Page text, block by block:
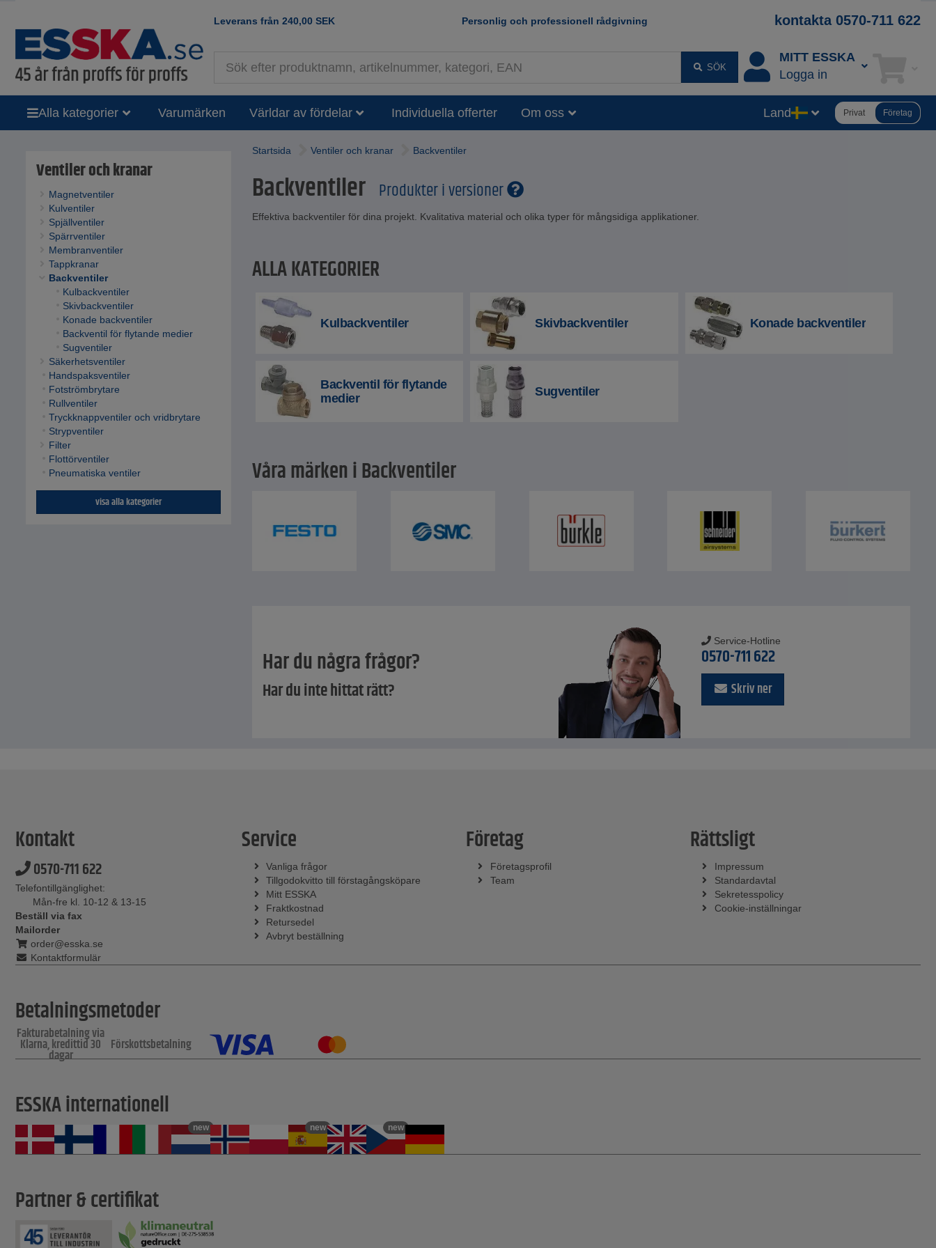
Leverans från 240,00 SEK Personlig och professionell rådgivning kontakta 0570-711 622
SÖK
MITT ESSKA
Logga in
Alla kategorier Varumärken Världar av fördelar Individuella offerter Om oss Land Privat Företag
Ventiler och kranar
Magnetventiler
Kulventiler
Spjällventiler
Spärrventiler
Membranventiler
Tappkranar
Backventiler
Kulbackventiler
Skivbackventiler
Konade backventiler
Backventil för flytande medier
Sugventiler
Säkerhetsventiler
Handspaksventiler
Fotströmbrytare
Rullventiler
Tryckknappventiler och vridbrytare
Strypventiler
Filter
Flottörventiler
Pneumatiska ventiler
visa alla kategorier
Startsida Ventiler och kranar Backventiler
Backventiler Produkter i versioner
Effektiva backventiler för dina projekt. Kvalitativa material och olika typer för mångsidiga applikationer.
ALLA KATEGORIER
Kulbackventiler Skivbackventiler Konade backventiler
Backventil för flytande
medier
Sugventiler
Våra märken i Backventiler
Har du några frågor?
Har du inte hittat rätt?
Service-Hotline
0570-711 622
Skriv ner
Kontakt
0570-711 622
Telefontillgänglighet:
Mån-fre kl. 10-12 & 13-15
Beställ via fax
Mailorder
order@esska.se
Kontaktformulär
Service
Vanliga frågor
Tillgodokvitto till förstagångsköpare
Mitt ESSKA
Fraktkostnad
Retursedel
Avbryt beställning
Företag
Företagsprofil
Team
Rättsligt
Impressum
Standardavtal
Sekretesspolicy
Cookie-inställningar
Betalningsmetoder
Fakturabetalning via
Klarna, kredittid 30
dagar
Förskottsbetalning
ESSKA internationell
new new new
Partner & certifikat